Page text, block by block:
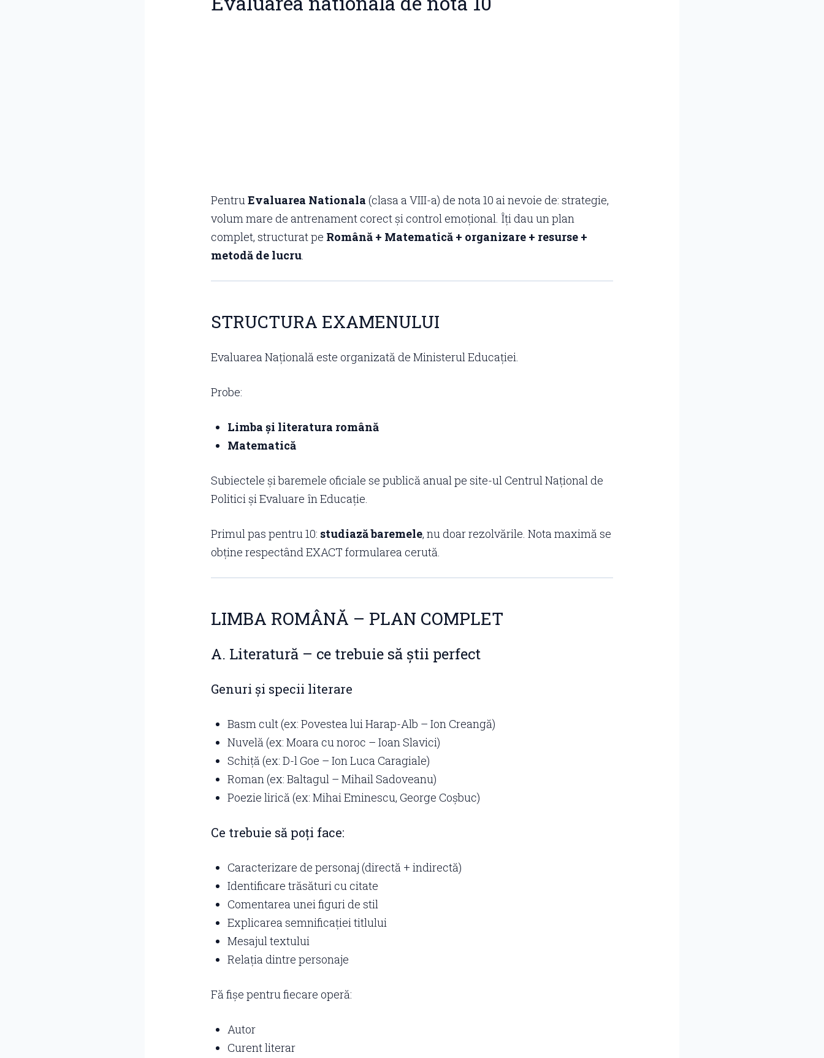
PentruEvaluarea Nationala (clasa a VIII-a) de nota 10 ai nevoie de: strategie,
volum mare de antrenament corect și control emoțional. Îți dau un plan
complet, structurat pe Română + Matematică + organizare + resurse +
metodă de lucru.
STRUCTURA EXAMENULUI
Evaluarea Națională este organizată de Ministerul Educației.
Probe:
Limba și literatura română
Matematică
Subiectele și baremele oficiale se publică anual pe site-ul Centrul Național de
Politici și Evaluare în Educație.
Primul pas pentru 10: studiază baremele, nu doar rezolvările. Nota maximă se
obține respectând EXACT formularea cerută.
LIMBA ROMÂNĂ – PLAN COMPLET
A. Literatură – ce trebuie să știi perfect
Genuri și specii literare
Basm cult (ex: Povestea lui Harap-Alb – Ion Creangă)
Nuvelă (ex: Moara cu noroc – Ioan Slavici)
Schiță (ex: D-l Goe – Ion Luca Caragiale)
Roman (ex: Baltagul – Mihail Sadoveanu)
Poezie lirică (ex: Mihai Eminescu, George Coșbuc)
Ce trebuie să poți face:
Caracterizare de personaj (directă + indirectă)
Identificare trăsături cu citate
Comentarea unei figuri de stil
Explicarea semnificației titlului
Mesajul textului
Relația dintre personaje
Fă fișe pentru fiecare operă:
Autor
Curent literar